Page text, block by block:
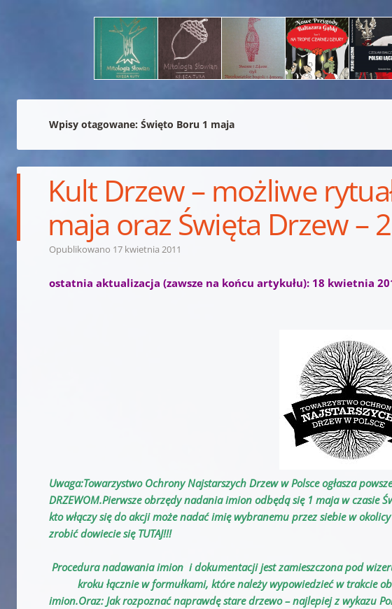
Wpisy otagowane:Święto Boru 1 maja
Kult Drzew – możliwe
maja oraz Święta Drzew –
Opublikowano 17 kwietnia 2011
ostatnia aktualizacja (zawsze na końcu artykułu): 18 kwietnia
Uwaga:Towarzystwo Ochrony Najstarszych Drzew w Polsce ogłasza
DRZEWOM.Pierwsze obrzędy nadania imion odbędą się 1 maja w czasie
kto włączy się do akcji może nadać imię wybranemu przez siebie w okolicy
zrobić dowiecie się TUTAJ!!!
Procedura nadawania imion i dokumentacji jest zamieszczona pod
kroku łącznie w formułkami, które należy wypowiedzieć w trakcie
imion.Oraz: Jak rozpoznać naprawdę stare drzewo – najlepiej z wykazu